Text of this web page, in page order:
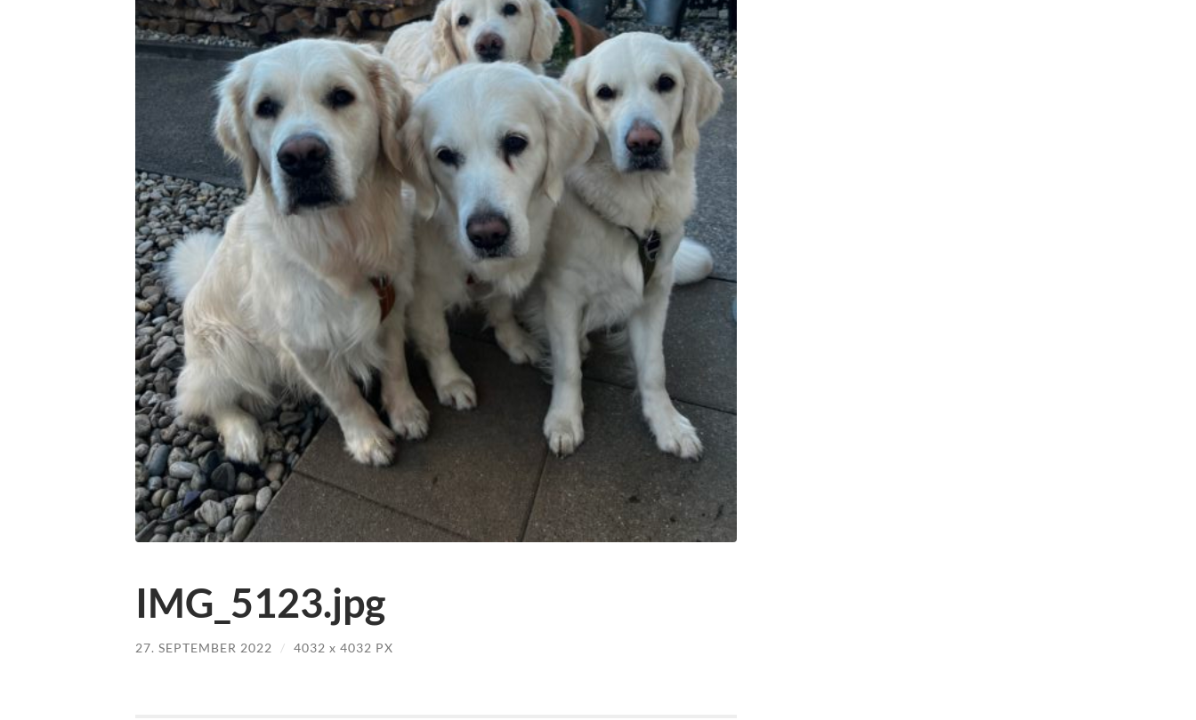
IMG_5123.jpg
27. SEPTEMBER 2022 / 4032 x 4032 PX